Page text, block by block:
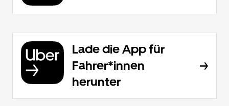
Lade die App für
Fahrer*innen
herunter